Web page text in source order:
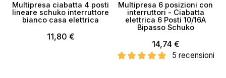
Multipresa ciabatta 4 posti
lineare schuko interruttore
bianco casa elettrica
11,80 €
Multipresa 6 posizioni con
interruttori - Ciabatta
elettrica 6 Posti 10/16A
Bipasso Schuko
14,74 €
5 recensioni